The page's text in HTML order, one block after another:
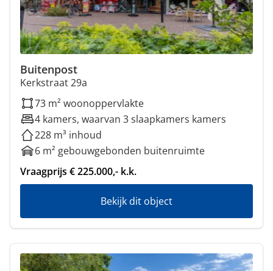
Buitenpost
Kerkstraat 29a
73 m² woonoppervlakte
4 kamers, waarvan 3 slaapkamers kamers
228 m³ inhoud
6 m² gebouwgebonden buitenruimte
Vraagprijs € 225.000,- k.k.
Bekijk dit object